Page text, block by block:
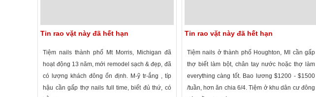
Tin rao vặt này đã hết hạn
Tiệm nails thành phố Mt Morris, Michigan đã
hoạt động 13 năm, mới remodel sạch & đẹp, đã
có lượng khách đông ổn định. M-ỹ tr-ắng , típ
hậu cần gấp thợ nails full time, biết đủ thứ, có
Tin rao vặt này đã hết hạn
Tiệm nails ở thành phố Houghton, MI cần gấp
thợ biết làm bột, chân tay nước hoặc thợ làm
everything càng tốt. Bao lương $1200 - $1500
/tuần, hơn ăn chia 6/4. Tiệm ở khu dân cư đông